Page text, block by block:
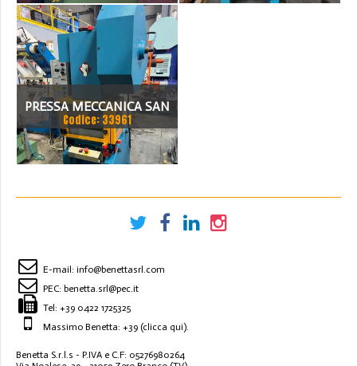
PRESSA MECCANICA SAN
GIACOMO T20 CE
Codice: 33961
E-mail: info@benettasrl.com
PEC: benetta.srl@pec.it
Tel: +39 0422 1725325
Massimo Benetta: +39 (clicca qui).
Benetta S.r.l.s - P.IVA e C.F: 05276980264